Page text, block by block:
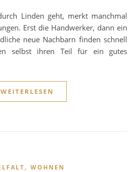
Erst die Handwerker, dann ein
neue Nachbarn finden schnell
selbst ihren Teil für ein gutes
WEITERLESEN
, WOHNEN